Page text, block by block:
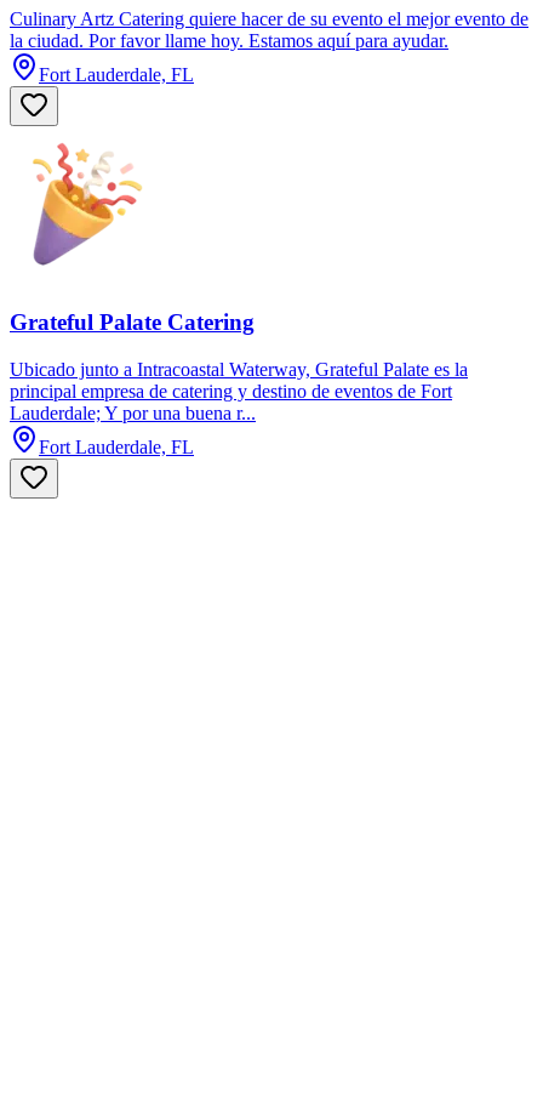
Culinary Artz Catering quiere hacer de su evento el mejor evento de
la ciudad. Por favor llame hoy. Estamos aquí para ayudar.
Fort Lauderdale, FL
Grateful Palate Catering
Ubicado junto a Intracoastal Waterway, Grateful Palate es la
principal empresa de catering y destino de eventos de Fort
Lauderdale; Y por una buena r...
Fort Lauderdale, FL